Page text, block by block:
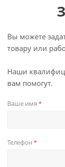
Вы можете
товару или
Наши
вам помогут.
Ваше имя *
Телефон *